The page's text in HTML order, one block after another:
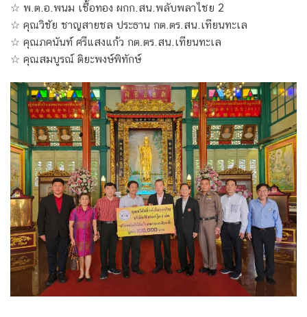
☆ พ.ต.อ.พนม เชื้อทอง ผกก.สน.พลับพลาไชย 2
☆ คุณวิชัย ชาญสายชล ประธาน กต.ตร.สน.เทียนทะเล
☆ คุณภคนันท์ ศรีแสงแก้ว กต.ตร.สน.เทียนทะเล
☆ คุณสมบูรณ์ ติยะพงษ์พิทักษ์